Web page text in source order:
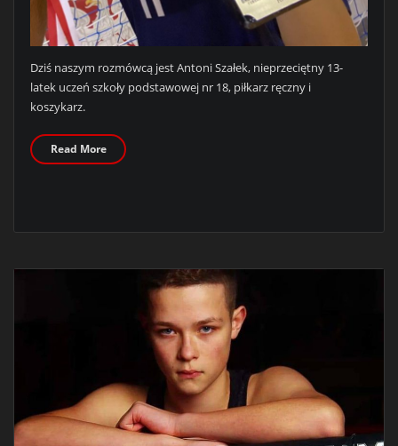
Dziś naszym rozmówcą jest Antoni Szałek, nieprzeciętny 13-
latek uczeń szkoły podstawowej nr 18, piłkarz ręczny i
koszykarz.
Read More